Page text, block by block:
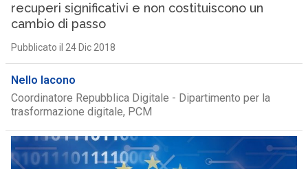
recuperi significativi e non costituiscono un
cambio di passo
Pubblicato il 24 Dic 2018
Nello Iacono
Coordinatore Repubblica Digitale - Dipartimento per la
trasformazione digitale, PCM